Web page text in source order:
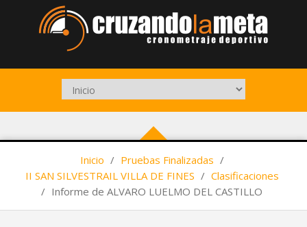
Inicio / Pruebas Finalizadas /
II SAN SILVESTRAIL VILLA DE FINES / Clasificaciones
/ Informe de ALVARO LUELMO DEL CASTILLO